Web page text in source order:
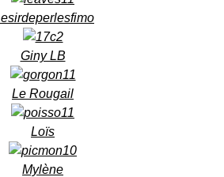
Giny LB
Le Rougail
Loïs
Mylène